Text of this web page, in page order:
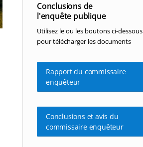
Conclusions de
l'enquête publique
Utilisez le ou les boutons ci-dessous
pour télécharger les documents
Rapport du commissaire
enquêteur
Conclusions et avis du
commissaire enquêteur